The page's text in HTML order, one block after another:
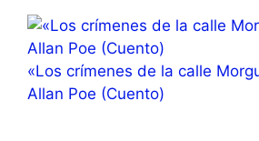
«Los crímenes de la calle
Allan Poe (Cuento)